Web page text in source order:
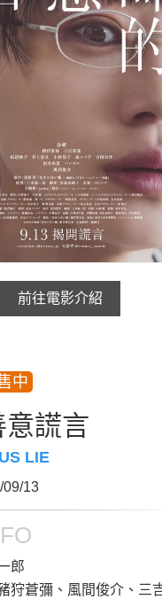
前往電影介紹
謊言
LIE
09/13
郎
狩蒼彌、風間俊介、三
加入
會員Q&A